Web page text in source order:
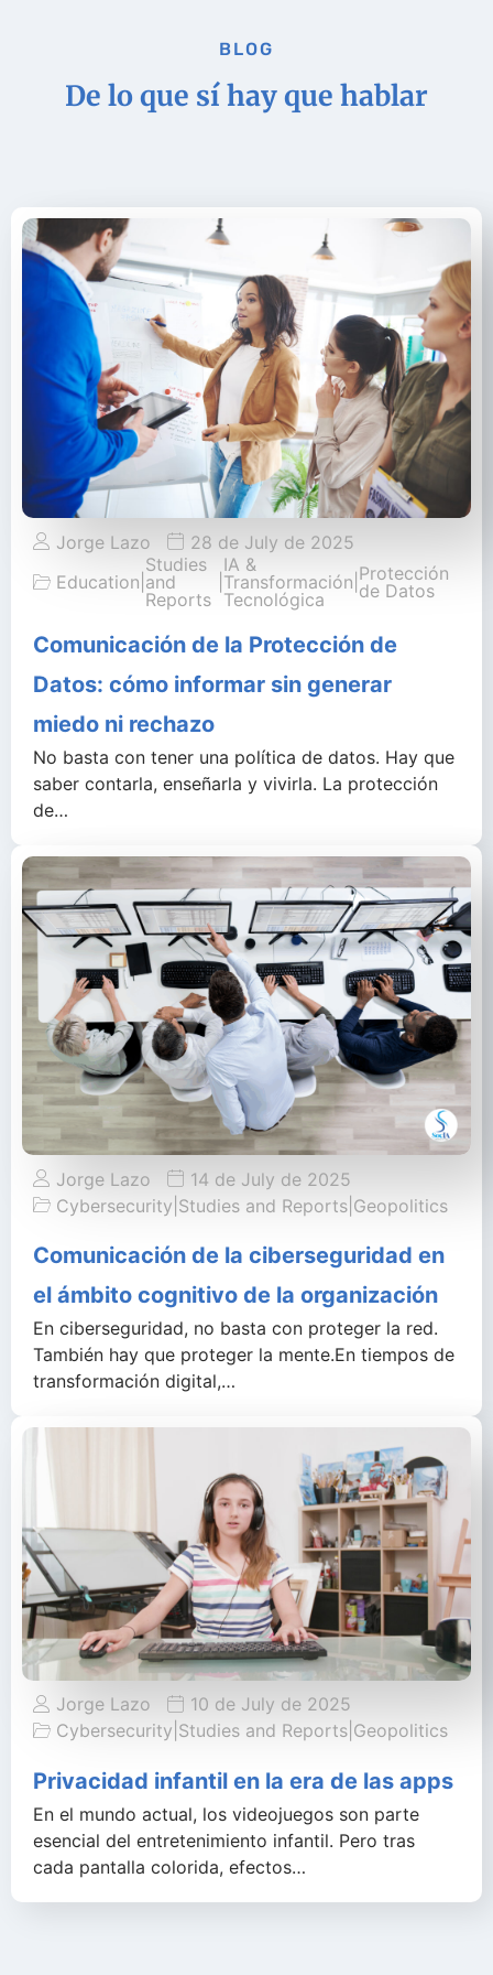
BLOG
De lo que sí hay que hablar
Jorge Lazo
28 de July de 2025
Education
Studies
and
Reports
IA &
Transformación
Tecnológica
Protección
de Datos
Comunicación de la Protección de
Datos: cómo informar sin generar
miedo ni rechazo
No basta con tener una política de datos. Hay que
saber contarla, enseñarla y vivirla. La protección
de…
Jorge Lazo
14 de July de 2025
Cybersecurity Studies and Reports Geopolitics
Comunicación de la ciberseguridad en
el ámbito cognitivo de la organización
En ciberseguridad, no basta con proteger la red.
También hay que proteger la mente.En tiempos de
transformación digital,…
Jorge Lazo
10 de July de 2025
Cybersecurity Studies and Reports Geopolitics
Privacidad infantil en la era de las apps
En el mundo actual, los videojuegos son parte
esencial del entretenimiento infantil. Pero tras
cada pantalla colorida, efectos…